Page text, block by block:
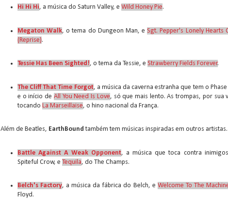
Hi Hi Hi, a música do Saturn Valley, e Wild Honey Pie.
Megaton Walk, o tema do Dungeon Man, eSgt. Pepper's Lonely Hearts
(Reprise).
Tessie Has Been Sighted!, o tema da Tessie, e Strawberry Fields Forever.
The Cliff That Time Forgot, a música da caverna estranha que tem o
e o início de All You Need Is Love, só que mais lento. As trompas, por sua
tocando La Marseillaise, o hino nacional da França.
Além de Beatles, EarthBound também tem músicas inspiradas em outros artistas.
Battle Against A Weak Opponent, a música que toca contra
Spiteful Crow, e Tequila, do The Champs.
Belch's Factory, a música da fábrica do Belch, e Welcome To The
Floyd.